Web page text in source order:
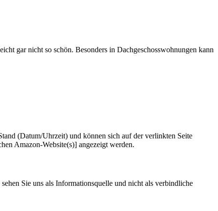
gar nicht so schön. Besonders in Dachgeschosswohnungen kann
(Datum/Uhrzeit) und können sich auf der verlinkten Seite
Amazon-Website(s)] angezeigt werden.
Sie uns als Informationsquelle und nicht als verbindliche